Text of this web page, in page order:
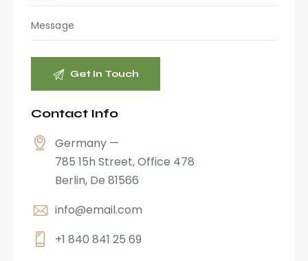
Contact Info
Germany —
785 15h Street, Office 478
Berlin, De 81566
info@email.com
+1 840 841 25 69